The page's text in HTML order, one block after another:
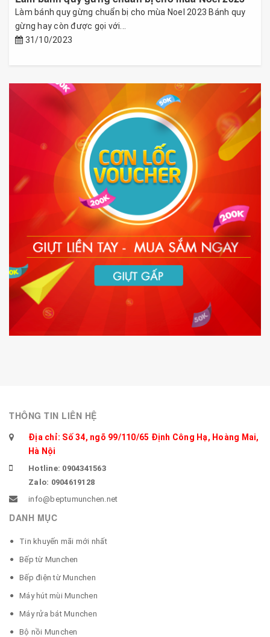
Làm bánh quy gừng chuẩn bị cho mùa Noel 2023 Bánh quy
gừng hay còn được gọi với...
31/10/2023
THÔNG TIN LIÊN HỆ
Địa chỉ: Số 34, ngõ 99/110/65 Định Công Hạ, Hoàng Mai,
Hà Nội
Hotline: 0904341563
Zalo: 0904619128
info@beptumunchen.net
DANH MỤC
Tin khuyến mãi mới nhất
Bếp từ Munchen
Bếp điện từ Munchen
Máy hút mùi Munchen
Máy rửa bát Munchen
Bộ nồi Munchen